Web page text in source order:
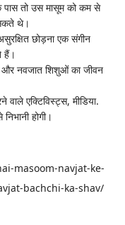
पास तो उस मासूम को कम से
थे।
छोड़ना एक संगीन
हैं।
और नवजात शिशुओं का जीवन
एक्टिविस्ट्स, मीडिया.
होगी।
masoom-navjat-ke-
bachchi-ka-shav/